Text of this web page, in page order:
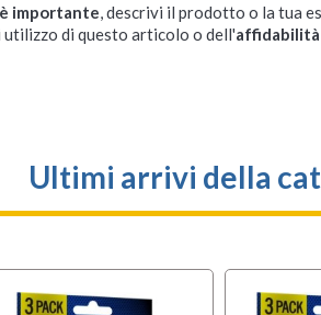
importante, descrivi il prodotto o la tua
di questo articolo o dell'affidabilità
Ultimi arrivi della